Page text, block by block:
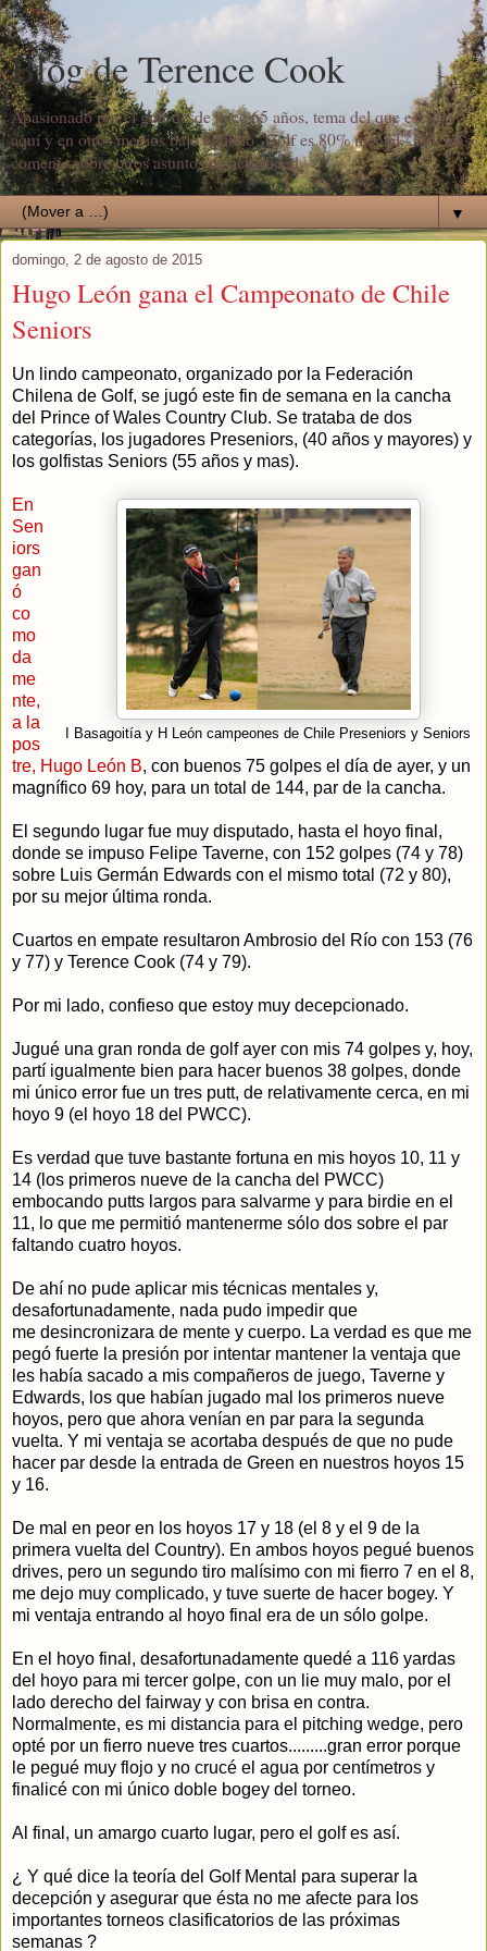
Blog de Terence Cook
Apasionado por el golf desde hace 65 años, tema del que escribo
aquí y en otros medios bajo el título "Golf es 80% mental". Además
comento sobre otros asuntos de actualidad.
▼
domingo, 2 de agosto de 2015
Hugo León gana el Campeonato de Chile
Seniors
Un lindo campeonato, organizado por la Federación
Chilena de Golf, se jugó este fin de semana en la cancha
del Prince of Wales Country Club. Se trataba de dos
categorías, los jugadores Preseniors, (40 años y mayores) y
los golfistas Seniors (55 años y mas).
I Basagoitía y H León campeones de Chile Preseniors y Seniors
En
Sen
iors
gan
ó
co
mo
da
me
nte,
a la
pos
tre, Hugo León B, con buenos 75 golpes el día de ayer, y un
magnífico 69 hoy, para un total de 144, par de la cancha.
El segundo lugar fue muy disputado, hasta el hoyo final,
donde se impuso Felipe Taverne, con 152 golpes (74 y 78)
sobre Luis Germán Edwards con el mismo total (72 y 80),
por su mejor última ronda.
Cuartos en empate resultaron Ambrosio del Río con 153 (76
y 77) y Terence Cook (74 y 79).
Por mi lado, confieso que estoy muy decepcionado.
Jugué una gran ronda de golf ayer con mis 74 golpes y, hoy,
partí igualmente bien para hacer buenos 38 golpes, donde
mi único error fue un tres putt, de relativamente cerca, en mi
hoyo 9 (el hoyo 18 del PWCC).
Es verdad que tuve bastante fortuna en mis hoyos 10, 11 y
14 (los primeros nueve de la cancha del PWCC)
embocando putts largos para salvarme y para birdie en el
11, lo que me permitió mantenerme sólo dos sobre el par
faltando cuatro hoyos.
De ahí no pude aplicar mis técnicas mentales y,
desafortunadamente, nada pudo impedir que
me desincronizara de mente y cuerpo. La verdad es que me
pegó fuerte la presión por intentar mantener la ventaja que
les había sacado a mis compañeros de juego, Taverne y
Edwards, los que habían jugado mal los primeros nueve
hoyos, pero que ahora venían en par para la segunda
vuelta. Y mi ventaja se acortaba después de que no pude
hacer par desde la entrada de Green en nuestros hoyos 15
y 16.
De mal en peor en los hoyos 17 y 18 (el 8 y el 9 de la
primera vuelta del Country). En ambos hoyos pegué buenos
drives, pero un segundo tiro malísimo con mi fierro 7 en el 8,
me dejo muy complicado, y tuve suerte de hacer bogey. Y
mi ventaja entrando al hoyo final era de un sólo golpe.
En el hoyo final, desafortunadamente quedé a 116 yardas
del hoyo para mi tercer golpe, con un lie muy malo, por el
lado derecho del fairway y con brisa en contra.
Normalmente, es mi distancia para el pitching wedge, pero
opté por un fierro nueve tres cuartos.........gran error porque
le pegué muy flojo y no crucé el agua por centímetros y
finalicé con mi único doble bogey del torneo.
Al final, un amargo cuarto lugar, pero el golf es así.
¿ Y qué dice la teoría del Golf Mental para superar la
decepción y asegurar que ésta no me afecte para los
importantes torneos clasificatorios de las próximas
semanas ?